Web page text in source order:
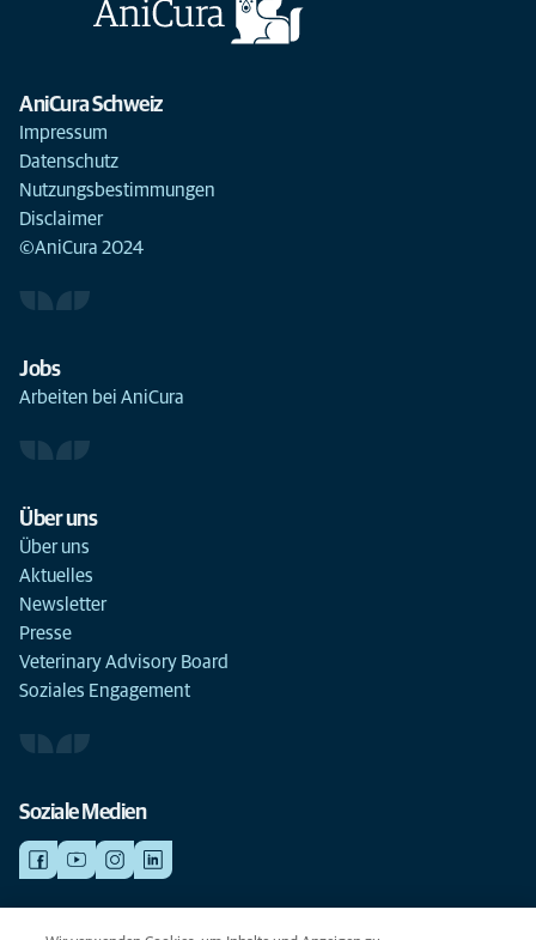
AniCura Schweiz
Impressum
Datenschutz
Nutzungsbestimmungen
Disclaimer
©AniCura 2024
Jobs
Arbeiten bei AniCura
Über uns
Über uns
Aktuelles
Newsletter
Presse
Veterinary Advisory Board
Soziales Engagement
Soziale Medien
NOTDIENSTE